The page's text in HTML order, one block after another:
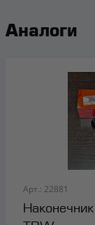
Аналоги
Арт.: 22881